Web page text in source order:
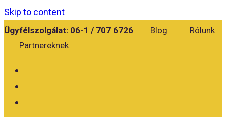
Skip to content
Ügyfélszolgálat: 06-1 / 707 6726 Blog
Rólunk
Partnereknek